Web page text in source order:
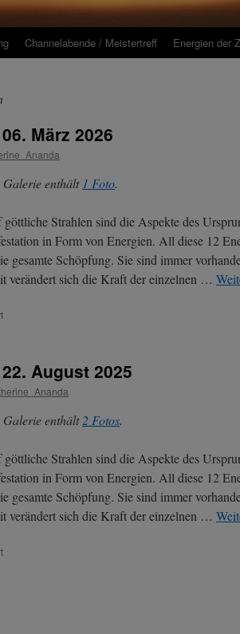
Channelabende / Meistertreff Energien der
März 2026
Galerie enthält 1 Foto.
Strahlen sind die Aspekte des
in Form von Energien. All diese 12
gesamte Schöpfung. Sie sind immer
verändert sich die Kraft der einzelnen …
für
06.
März
2026
August 2025
Galerie enthält2 Fotos.
Strahlen sind die Aspekte des
in Form von Energien. All diese 12
gesamte Schöpfung. Sie sind immer
verändert sich die Kraft der einzelnen …
für